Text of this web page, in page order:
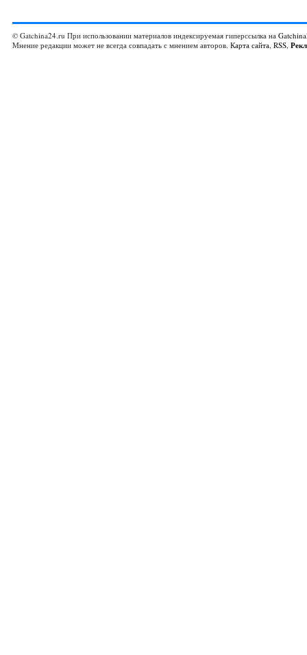
© Gatchina24.ru При использовании материалов индексируемая гиперссылка на
Мнение редакции может не всегда совпадать с мнением авторов. Карта сайта, RSS,